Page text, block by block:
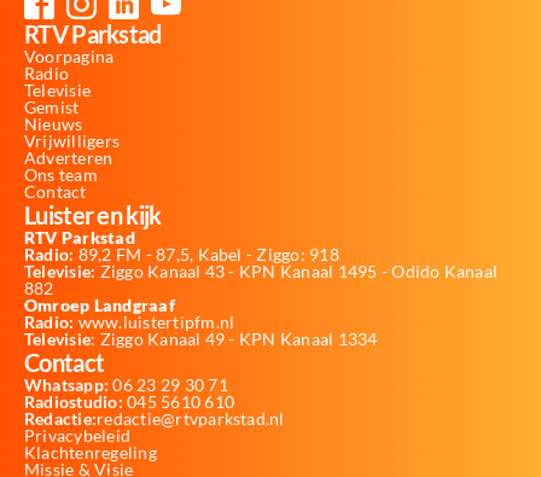
RTV Parkstad
Voorpagina
Radio
Televisie
Gemist
Nieuws
Vrijwilligers
Adverteren
Ons team
Contact
Luister en kijk
RTV Parkstad
Radio: 89,2 FM - 87,5, Kabel - Ziggo: 918
Televisie: Ziggo Kanaal 43 - KPN Kanaal 1495 - Odido Kanaal
882
Omroep Landgraaf
Radio: www.luistertipfm.nl
Televisie: Ziggo Kanaal 49 - KPN Kanaal 1334
Contact
Whatsapp: 06 23 29 30 71
Radiostudio: 045 5610 610
Redactie:redactie@rtvparkstad.nl
Privacybeleid
Klachtenregeling
Missie & Visie